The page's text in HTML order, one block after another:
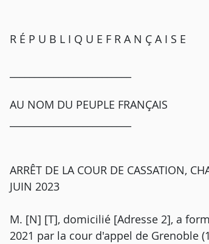
R É P U B L I Q U E F R A N Ç A I S E
AU NOM DU PEUPLE FRANÇAIS
ARRÊT DE LA COUR DE CASSATION,
JUIN 2023
M. [N] [T], domicilié [Adresse 2], a
2021 par la cour d'appel de Grenoble